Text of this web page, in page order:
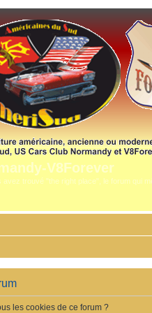
V8Forever
trouvé "the right place", le forum qui
les cookies de ce forum ?